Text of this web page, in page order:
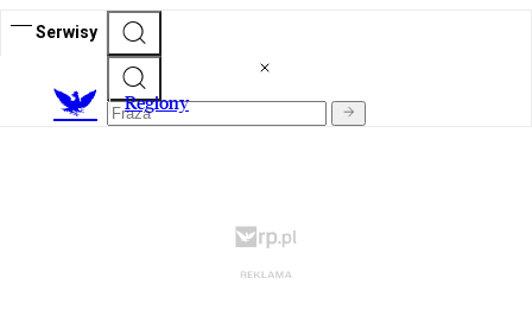
Serwisy
Regiony